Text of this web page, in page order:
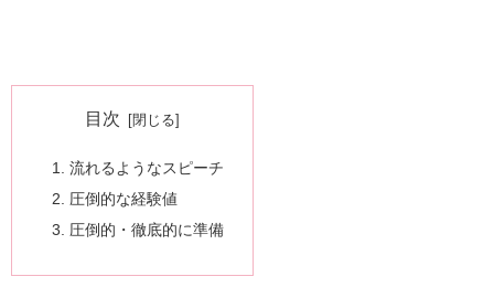
目次
流れるようなスピーチ
圧倒的な経験値
圧倒的・徹底的に準備